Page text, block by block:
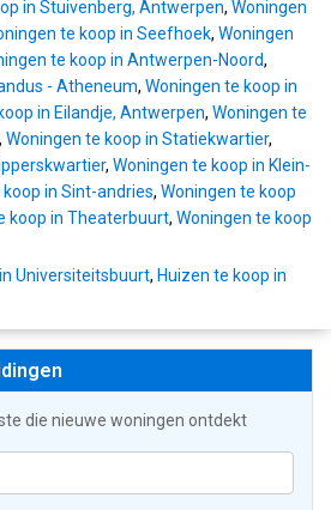
in Stuivenberg, Antwerpen, Woningen
te koop in Seefhoek, Woningen
te koop in Antwerpen-Noord,
- Atheneum, Woningen te koop in
in Eilandje, Antwerpen, Woningen te
, Woningen te koop in Statiekwartier,
, Woningen te koop in Klein-
in Sint-andries, Woningen te koop
koop in Theaterbuurt, Woningen te koop
Universiteitsbuurt, Huizen te koop in
die nieuwe woningen ontdekt